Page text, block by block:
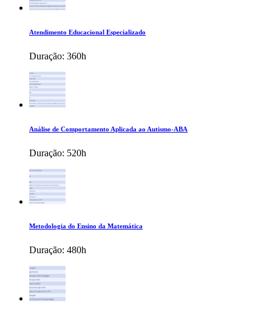
Atendimento Educacional Especializado
Duração: 360h
Análise de Comportamento Aplicada ao Autismo-ABA
Duração: 520h
Metodologia do Ensino da Matemática
Duração: 480h